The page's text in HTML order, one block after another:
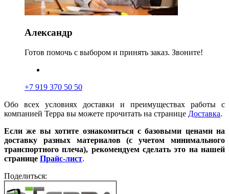
Александр
Готов помочь с выбором и принять заказ. Звоните!
+7 919 370 50 50
Обо всех условиях доставки и преимуществах работы с
компанией Терра вы можете прочитать на странице Доставка.
Если же вы хотите ознакомиться с базовыми ценами на
доставку разных материалов (с учетом минимального
транспортного плеча), рекомендуем сделать это на нашей
странице Прайс-лист.
Поделиться: